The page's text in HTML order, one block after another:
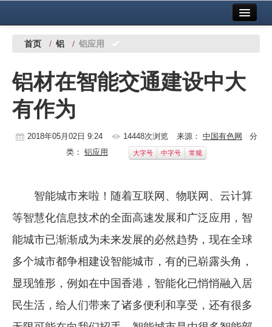
中国有色金属报社主办 广告服务
铜镍铅锌
铝
稀有稀土
镁钛
地矿 建设
党建工作
企业文化
《资源再生》杂志
首页 / 铝 / 铝应用
铝材在智能交通建设中大
有作为
2018年05月02日 9:24 14448次浏览 来源： 中国有色网 分
类： 铝应用 大字号 中字号 常规
智能城市来啦！随着互联网、物联网、云计算
等智慧化信息技术的全面高速发展和广泛应用，智
能城市已渐渐成为未来发展的必然趋势，现在全球
多个城市都争相建设智能城市，有的已崭露头角，
显现雏形，例如在中国香港，智能化已悄悄融入居
民生活，给人们带来了诸多便利和享受，还有很多